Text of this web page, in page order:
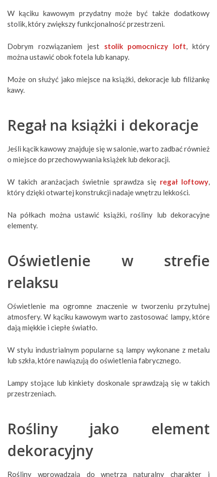
W kąciku kawowym przydatny może być także dodatkowy
stolik, który zwiększy funkcjonalność przestrzeni.
Dobrym rozwiązaniem jest stolik pomocniczy loft, który
można ustawić obok fotela lub kanapy.
Może on służyć jako miejsce na książki, dekoracje lub filiżankę
kawy.
Regał na książki i dekoracje
Jeśli kącik kawowy znajduje się w salonie, warto zadbać również
o miejsce do przechowywania książek lub dekoracji.
W takich aranżacjach świetnie sprawdza się regał loftowy,
który dzięki otwartej konstrukcji nadaje wnętrzu lekkości.
Na półkach można ustawić książki, rośliny lub dekoracyjne
elementy.
Oświetlenie w strefie
relaksu
Oświetlenie ma ogromne znaczenie w tworzeniu przytulnej
atmosfery. W kąciku kawowym warto zastosować lampy, które
dają miękkie i ciepłe światło.
W stylu industrialnym popularne są lampy wykonane z metalu
lub szkła, które nawiązują do oświetlenia fabrycznego.
Lampy stojące lub kinkiety doskonale sprawdzają się w takich
przestrzeniach.
Rośliny jako element
dekoracyjny
Rośliny wprowadzają do wnętrza naturalny charakter i